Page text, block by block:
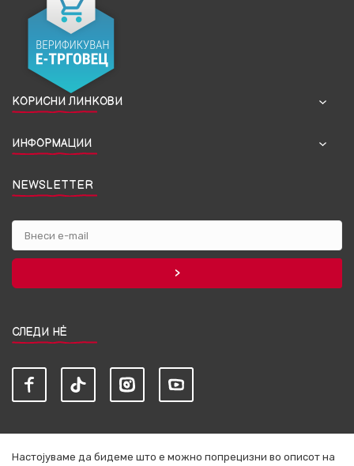
КОРИСНИ ЛИНКОВИ
ИНФОРМАЦИИ
NEWSLETTER
СЛЕДИ НЀ
Настојуваме да бидеме што е можно попрецизни во описот на